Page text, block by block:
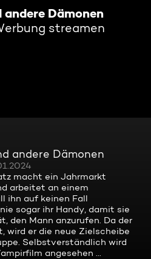
Dämonen
streamen
andere Dämonen
macht ein Jahrmarkt
arbeitet an einem
ihn auf keinen Fall
sogar ihr Handy, damit sie
den Mann anzurufen. Da der
wird er die neue Zielscheibe
Selbstverständlich wird
angesehen ...